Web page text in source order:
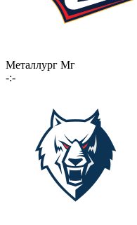
Металлург Мг
-:-